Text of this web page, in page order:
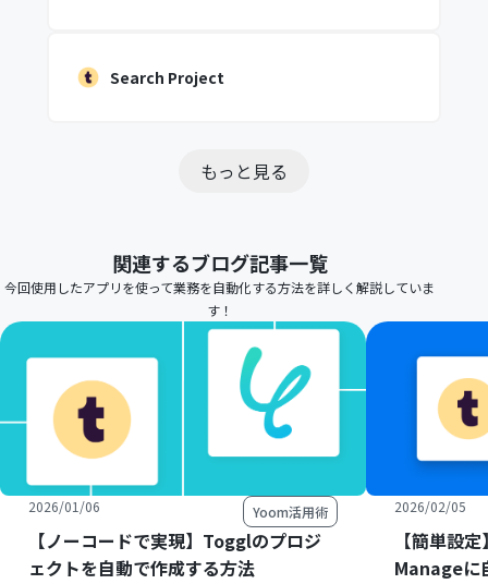
Search Project
もっと見る
関連するブログ記事一覧
今回使用したアプリを使って業務を自動化する方法を詳しく解説していま
す！
2026/01/06 Yoom活用術
【ノーコードで実現】Togglのプロジ
ェクトを自動で作成する方法
2026/02/05
【簡単設
Manageに